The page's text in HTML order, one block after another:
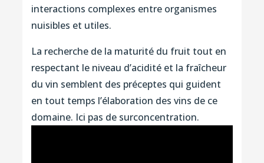
interactions complexes entre organismes
nuisibles et utiles.
La recherche de la maturité du fruit tout en
respectant le niveau d’acidité et la fraîcheur
du vin semblent des préceptes qui guident
en tout temps l’élaboration des vins de ce
domaine. Ici pas de surconcentration.